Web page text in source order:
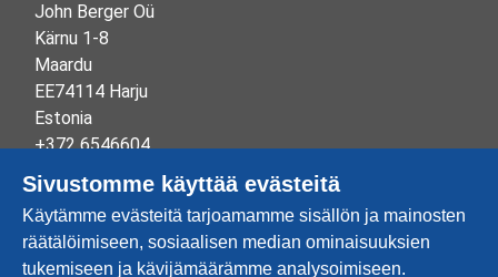
John Berger Oü
Kärnu 1-8
Maardu
EE74114 Harju
Estonia
+372 6546604
info@johnberger.ee
Reg.nr 10265834
EE100332513
Sivustomme käyttää evästeitä
Käytämme evästeitä tarjoamamme sisällön ja mainosten
räätälöimiseen, sosiaalisen median ominaisuuksien
tukemiseen ja kävijämäärämme analysoimiseen.